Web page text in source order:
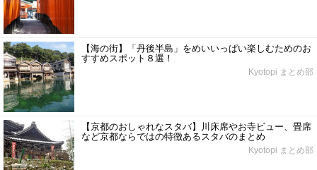
【海の街】「丹後半島」をめいいっぱい楽しむためのお
すすめスポット８選！
Kyotopi まとめ部
【京都のおしゃれなスタバ】川床席やお寺ビュー、畳席
など京都ならではの特徴あるスタバのまとめ
Kyotopi まとめ部